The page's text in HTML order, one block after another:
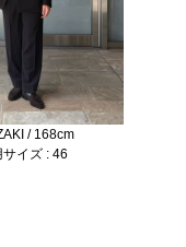
/ 168cm
サイズ : 46